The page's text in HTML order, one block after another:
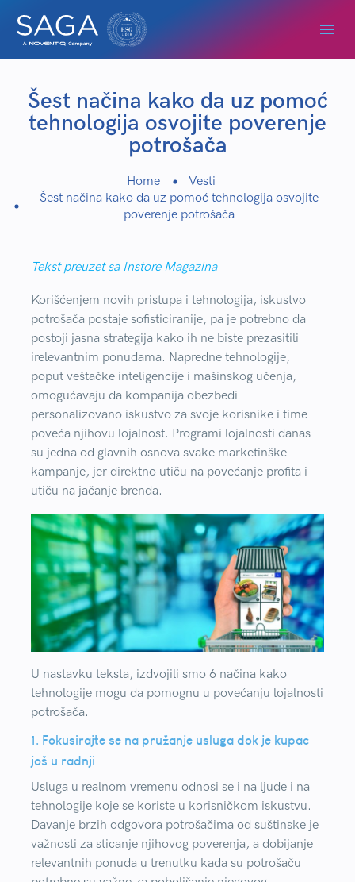
Šest načina kako da uz pomoć
tehnologija osvojite poverenje
potrošača
Home
Vesti
Šest načina kako da uz pomoć tehnologija osvojite
poverenje potrošača
Tekst preuzet sa Instore Magazina
Korišćenjem novih pristupa i tehnologija, iskustvo
potrošača postaje sofisticiranije, pa je potrebno da
postoji jasna strategija kako ih ne biste prezasitili
irelevantnim ponudama. Napredne tehnologije,
poput veštačke inteligencije i mašinskog učenja,
omogućavaju da kompanija obezbedi
personalizovano iskustvo za svoje korisnike i time
poveća njihovu lojalnost. Programi lojalnosti danas
su jedna od glavnih osnova svake marketinške
kampanje, jer direktno utiču na povećanje profita i
utiču na jačanje brenda.
U nastavku teksta, izdvojili smo 6 načina kako
tehnologije mogu da pomognu u povećanju lojalnosti
potrošača.
1. Fokusirajte se na pružanje usluga dok je kupac
još u radnji
Usluga u realnom vremenu odnosi se i na ljude i na
tehnologije koje se koriste u korisničkom iskustvu.
Davanje brzih odgovora potrošačima od suštinske je
važnosti za sticanje njihovog poverenja, a dobijanje
relevantnih ponuda u trenutku kada su potrošaču